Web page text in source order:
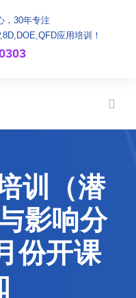
，30年专注
应用培训！
训（潜
影响分
份开课